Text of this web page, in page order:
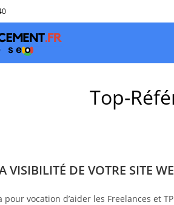
Top-
VISIBILITÉ DE VOTRE SITE
pour vocation d’aider les Freelances et